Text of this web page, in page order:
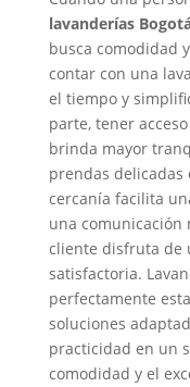
lavanderías
busca comodidad
contar con una
el tiempo y
parte, tener
brinda mayor
prendas delicadas
cercanía facilita
una comunicación
cliente disfruta de
satisfactoria.
perfectamente
soluciones
practicidad en un
comodidad y el